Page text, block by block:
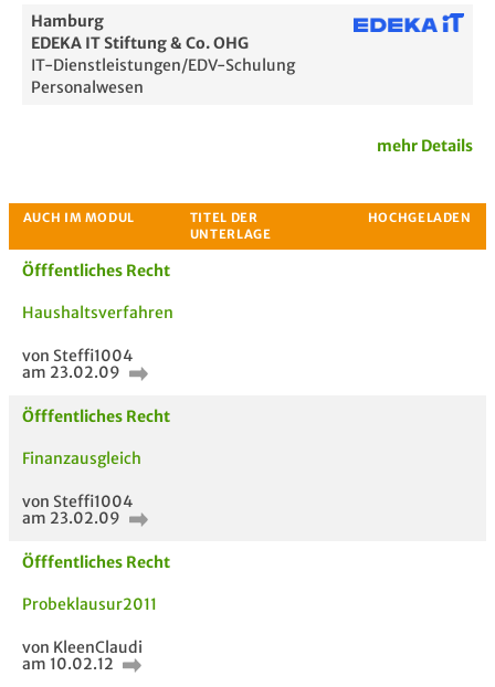
Passende Stellenanzeigen
Hamburg
EDEKA IT Stiftung & Co. OHG
IT-Dienstleistungen/EDV-Schulung
Personalwesen
mehr Details
Öfffentliches Recht
Haushaltsverfahren
von Steffi1004
am 23.02.09
Öfffentliches Recht
Finanzausgleich
von Steffi1004
am 23.02.09
Öfffentliches Recht
Probeklausur2011
von KleenClaudi
am 10.02.12